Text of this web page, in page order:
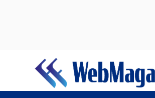
contenuto